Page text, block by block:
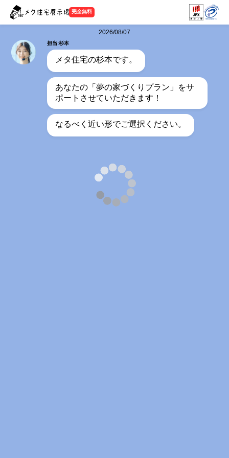
完全無料
2026/08/07
担当:杉本
メタ住宅の杉本です。
あなたの「夢の家づくりプラン」をサ
ポートさせていただきます！
なるべく近い形でご選択ください。